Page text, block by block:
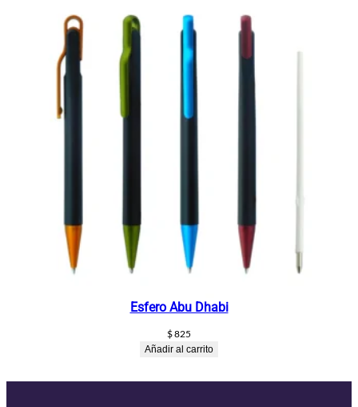
Esfero Abu Dhabi
$825
Añadir al carrito